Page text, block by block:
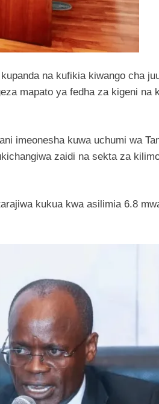
na kufikia kiwango cha
mapato ya fedha za kigeni na
imeonesha kuwa uchumi wa
zaidi na sekta za
kukua kwa asilimia 6.8